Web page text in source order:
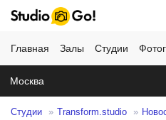
Главная Залы Студии
Москва
Студии Transform.studio